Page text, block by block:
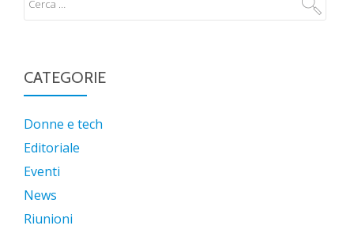
CATEGORIE
Donne e tech
Editoriale
Eventi
News
Riunioni